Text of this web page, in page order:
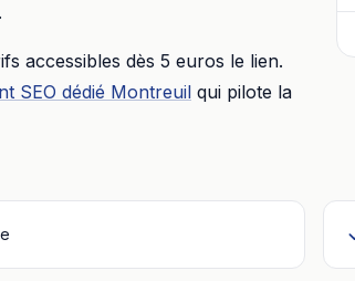
accessibles dès 5 euros le lien.
SEO dédié Montreuil qui pilote la